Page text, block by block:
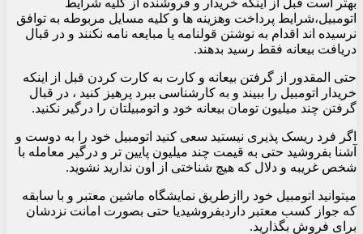
اتومبیل،شرایط پرداخت وهزینه ها و کلیه مسایل مربوطه به توافق
نرسیده اند اقدام به نوشتن قولنامه یا مبایعه نامه نکنند و در قبال
دریافت بیعانه فقط رسید بدهند.
حتی المقدور از گرفتن بیعانه و کارت به کارت کردن قبل از اینکه
خریدار اتومبیل را ببیند و به کارشناسی ببرد پرهیز کنید ، در قبال
گرفتن چند میلیون تومان بیعانه خود و اتومبیلتان را درگیر نکنید.
اگر فرد ریسک پذیری نیستید سعی کنید اتومبیل خود را به دوست و
آشنا بفروشید حتی به قیمت چند میلیون پایین تر و درگیر معامله با
شخص غریبه و دلال که هیچ شناختی از اون ندارید نشوید.
میتوانید اتومبیل خود راازطریق نمایشگاه ماشین معتبر و با سابقه
که جواز کسب معتبر داردبفروشیدیا حتی بصورت امانت نزدشان
برای فروش بگذارید.